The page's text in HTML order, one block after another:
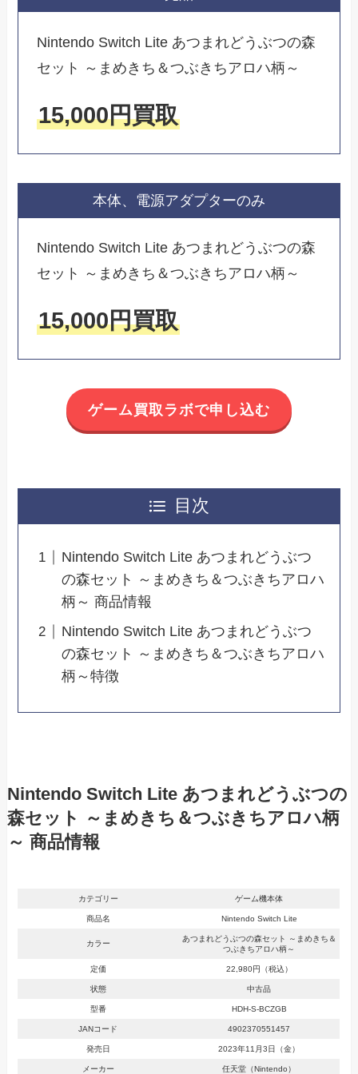
Nintendo Switch Lite あつまれどうぶつの森
セット ～まめきち＆つぶきちアロハ柄～
15,000円買取
本体、電源アダプターのみ
Nintendo Switch Lite あつまれどうぶつの森
セット ～まめきち＆つぶきちアロハ柄～
15,000円買取
ゲーム買取ラボで申し込む
目次
Nintendo Switch Lite あつまれどうぶつ
の森セット ～まめきち＆つぶきちアロハ
柄～ 商品情報
Nintendo Switch Lite あつまれどうぶつ
の森セット ～まめきち＆つぶきちアロハ
柄～特徴
Nintendo Switch Lite あつまれどうぶつの
森セット ～まめきち＆つぶきちアロハ柄
～ 商品情報
カテゴリー ゲーム機本体
商品名 Nintendo Switch Lite
カラー
あつまれどうぶつの森セット ～まめきち＆
つぶきちアロハ柄～
定価 22,980円（税込）
状態 中古品
型番 HDH-S-BCZGB
JANコード 4902370551457
発売日 2023年11月3日（金）
メーカー 任天堂（Nintendo）